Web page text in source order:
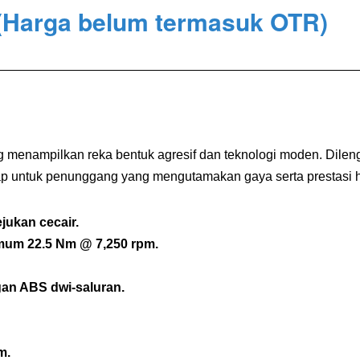
belum termasuk OTR)
reka bentuk agresif dan teknologi moden.
penunggang yang mengutamakan gaya serta prestasi
cecair.
22.5 Nm @ 7,250 rpm.
ABS dwi-saluran.